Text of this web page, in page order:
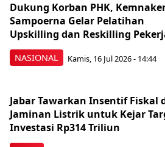
NASIONAL
Dukung Korban PHK,
Sampoerna Gelar Pelatihan
Upskilling dan Reskilling
Kamis, 16 Jul 2026 - 14:44
Jabar Tawarkan Insentif Fiskal
Jaminan Listrik untuk Kejar
Investasi Rp314 Triliun